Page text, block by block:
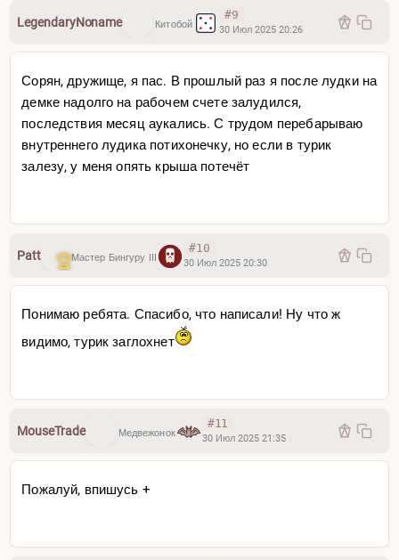
Zack
LegendaryNoname Китобой
#9
30 Июл 2025 20:26
Сорян, дружище, я пас. В прошлый раз я после лудки на
демке надолго на рабочем счете залудился,
последствия месяц аукались. С трудом перебарываю
внутреннего лудика потихонечку, но если в турик
залезу, у меня опять крыша потечёт
Patt Мастер Бингуру III
#10
30 Июл 2025 20:30
Понимаю ребята. Спасибо, что написали! Ну что ж
видимо, турик заглохнет
MouseTrade Медвежонок
#11
30 Июл 2025 21:35
Пожалуй, впишусь +